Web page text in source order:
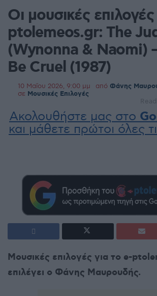
Οι μουσικές
ptolemeos.gr: The
(Wynonna & Naomi)
Be Cruel (1987)
10 Μαΐου 2026, 9:00 μμ από Φάνης
σε Μουσικές Επιλογές
Ακολουθήστε μας στο
και μάθετε πρώτοι όλες
Μουσικές επιλογές για το e-
επιλέγει ο Φάνης Μαυρουδής.